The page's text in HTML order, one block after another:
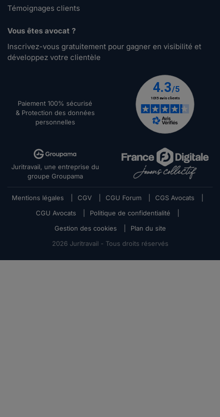
Témoignages clients
Vous êtes avocat ?
Inscrivez-vous gratuitement pour gagner en visibilité et
développez votre clientèle
Paiement 100% sécurisé
& Protection des données
personnelles
Juritravail, une entreprise du
groupe Groupama
Mentions légales CGV CGU Forum CGS Avocats
CGU Avocats
Politique de confidentialité
Gestion des cookies
Plan du site
2026 Juritravail - Tous droits réservés